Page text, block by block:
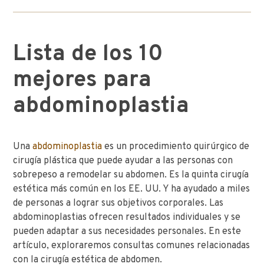
Lista de los 10
mejores para
abdominoplastia
Unaabdominoplastia es un procedimiento quirúrgico de
cirugía plástica que puede ayudar a las personas con
sobrepeso a remodelar su abdomen. Es la quinta cirugía
estética más común en los EE. UU. Y ha ayudado a miles
de personas a lograr sus objetivos corporales. Las
abdominoplastias ofrecen resultados individuales y se
pueden adaptar a sus necesidades personales. En este
artículo, exploraremos consultas comunes relacionadas
con la cirugía estética de abdomen.